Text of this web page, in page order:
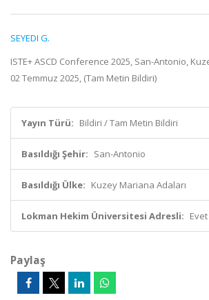
SEYEDI G.
ISTE+ ASCD Conference 2025, San-Antonio,
02 Temmuz 2025, (Tam Metin Bildiri)
Yayın Türü: Bildiri / Tam Metin Bildiri
Basıldığı Şehir: San-Antonio
Basıldığı Ülke: Kuzey Mariana Adaları
Lokman Hekim Üniversitesi Adresli: Evet
Paylaş